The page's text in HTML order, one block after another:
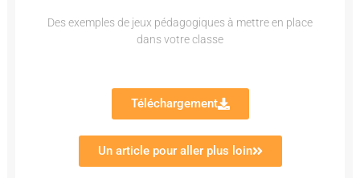
Des exemples de jeux pédagogiques à mettre en place
dans votre classe
Téléchargement
Un article pour aller plus loin